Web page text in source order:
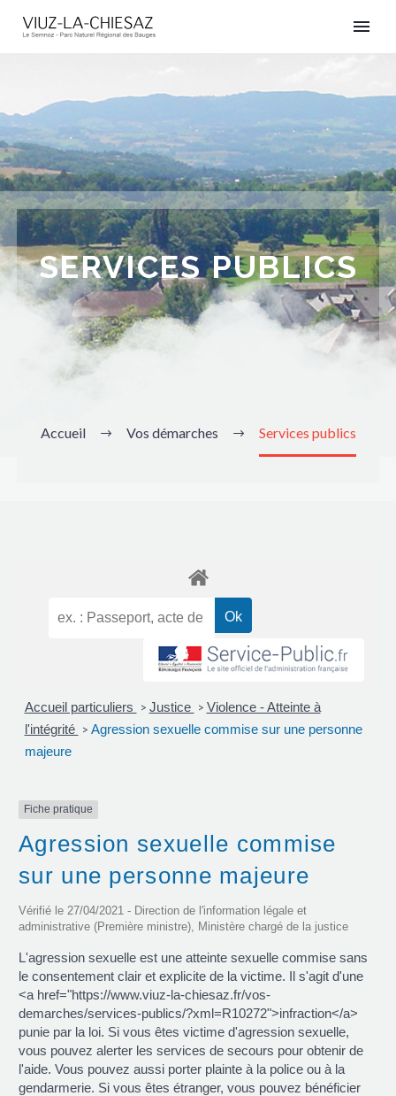
SERVICES PUBLICS
Accueil Vos démarches Services publics
Accueil particuliers > Justice > Violence - Atteinte à
l'intégrité > Agression sexuelle commise sur une personne
majeure
Fiche pratique
Agression sexuelle commise
sur une personne majeure
Vérifié le 27/04/2021 - Direction de l'information légale et
administrative (Première ministre), Ministère chargé de la justice
L'agression sexuelle est une atteinte sexuelle commise sans
le consentement clair et explicite de la victime. Il s'agit d'une
<a href="https://www.viuz-la-chiesaz.fr/vos-
demarches/services-publics/?xml=R10272">infraction</a>
punie par la loi. Si vous êtes victime d'agression sexuelle,
vous pouvez alerter les services de secours pour obtenir de
l'aide. Vous pouvez aussi porter plainte à la police ou à la
gendarmerie. Si vous êtes étranger, vous pouvez bénéficier